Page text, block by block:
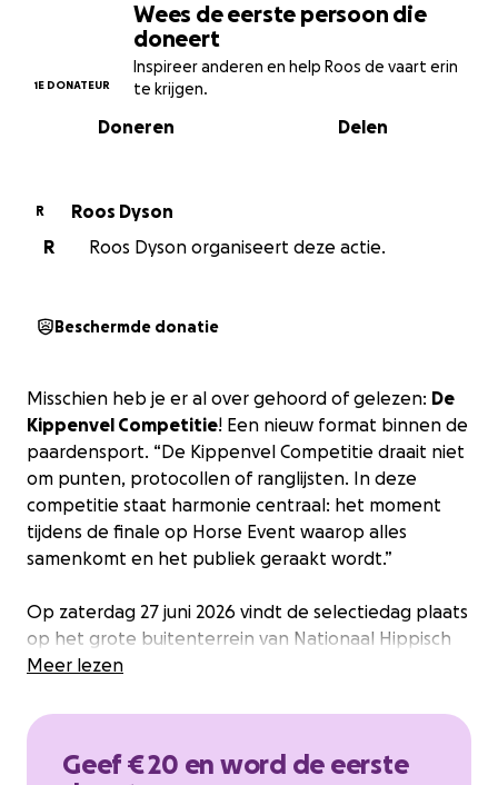
Wees de eerste persoon die
doneert
Inspireer anderen en help Roos de vaart erin
te krijgen.
1E DONATEUR
Delen
Doneren
R
Roos Dyson
R
Roos Dyson organiseert deze actie.
Beschermde donatie
Misschien heb je er al over gehoord of gelezen: De
Kippenvel Competitie! Een nieuw format binnen de
paardensport. “De Kippenvel Competitie draait niet
om punten, protocollen of ranglijsten. In deze
competitie staat harmonie centraal: het moment
tijdens de finale op Horse Event waarop alles
samenkomt en het publiek geraakt wordt.”
Op zaterdag 27 juni 2026 vindt de selectiedag plaats
op het grote buitenterrein van Nationaal Hippisch
Centrum in Ermelo. Hierbij mogen de deelnemers in
kunnen laten zien aan het team van toptrainers.
finale, welke later op die dag zal plaatsvinden. De
Meer lezen
Geef € 20 en word de eerste